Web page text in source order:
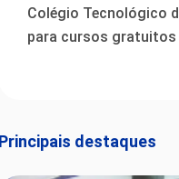
Colégio Tecnológico
para cursos
Principais destaques